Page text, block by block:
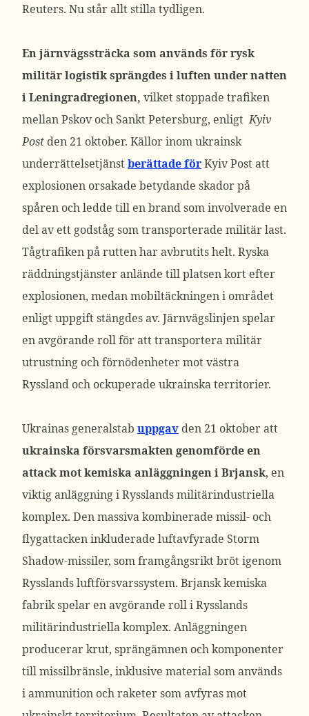
Reuters. Nu står allt stilla tydligen.
En järnvägssträcka som används för rysk
militär logistik sprängdes i luften under natten
i Leningradregionen, vilket stoppade trafiken
mellan Pskov och Sankt Petersburg, enligtKyiv
Post den 21 oktober. Källor inom ukrainsk
underrättelsetjänstberättade förKyiv Post att
explosionen orsakade betydande skador på
spåren och ledde till en brand som involverade en
del av ett godståg som transporterade militär last.
Tågtrafiken på rutten har avbrutits helt. Ryska
räddningstjänster anlände till platsen kort efter
explosionen, medan mobiltäckningen i området
enligt uppgift stängdes av. Järnvägslinjen spelar
en avgörande roll för att transportera militär
utrustning och förnödenheter mot västra
Ryssland och ockuperade ukrainska territorier.
Ukrainas generalstab uppgav den 21 oktober att
ukrainska försvarsmakten genomförde en
attack mot kemiska anläggningen i Brjansk, en
viktig anläggning i Rysslands militärindustriella
komplex. Den massiva kombinerade missil- och
flygattacken inkluderade luftavfyrade Storm
Shadow-missiler, som framgångsrikt bröt igenom
Rysslands luftförsvarssystem. Brjansk kemiska
fabrik spelar en avgörande roll i Rysslands
militärindustriella komplex. Anläggningen
producerar krut, sprängämnen och komponenter
till missilbränsle, inklusive material som används
i ammunition och raketer som avfyras mot